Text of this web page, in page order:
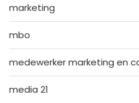
marketing
mbo
medewerker marketing en
media 21